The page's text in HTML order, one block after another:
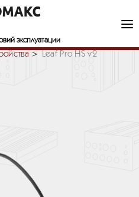
эксплуатации
Leaf Pro HS v2